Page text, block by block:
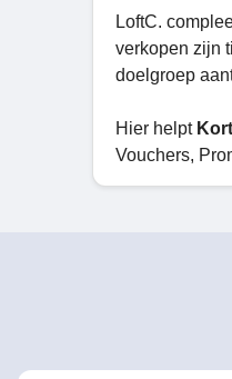
LoftC.
verkopen zijn
doelgroep
Hier helpt
Vouchers,